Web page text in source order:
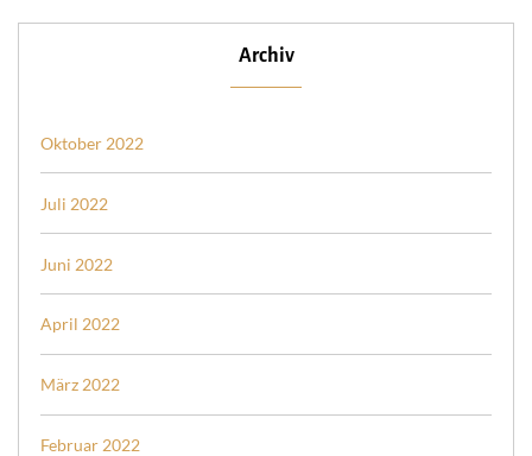
Archiv
Oktober 2022
Juli 2022
Juni 2022
April 2022
März 2022
Februar 2022